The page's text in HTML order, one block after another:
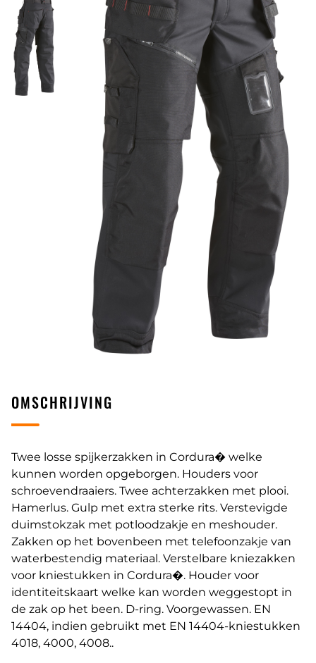
OMSCHRIJVING
Twee losse spijkerzakken in Cordura� welke
kunnen worden opgeborgen. Houders voor
schroevendraaiers. Twee achterzakken met plooi.
Hamerlus. Gulp met extra sterke rits. Verstevigde
duimstokzak met potloodzakje en meshouder.
Zakken op het bovenbeen met telefoonzakje van
waterbestendig materiaal. Verstelbare kniezakken
voor kniestukken in Cordura�. Houder voor
identiteitskaart welke kan worden weggestopt in
de zak op het been. D-ring. Voorgewassen. EN
14404, indien gebruikt met EN 14404-kniestukken
4018, 4000, 4008..